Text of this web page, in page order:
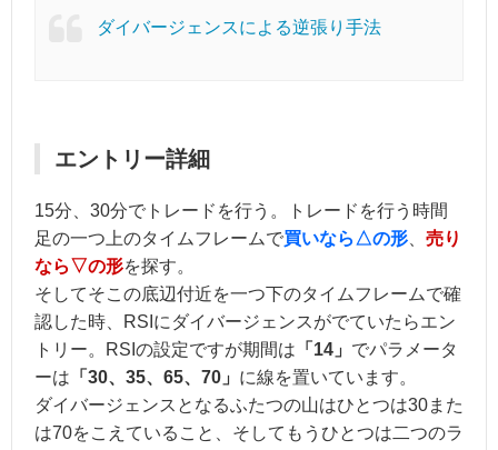
ダイバージェンスによる逆張り手法
エントリー詳細
15分、30分でトレードを行う。トレードを行う時間
足の一つ上のタイムフレームで買いなら△の形
売り
なら▽の形を探す。
そしてそこの底辺付近を一つ下のタイムフレームで確
認した時、RSIにダイバージェンスがでていたらエン
トリー。RSIの設定ですが期間は 「14」 でパラメータ
ーは 「30、35、65、70」 に線を置いています。
ダイバージェンスとなるふたつの山はひとつは30また
は70をこえていること、そしてもうひとつは二つのラ